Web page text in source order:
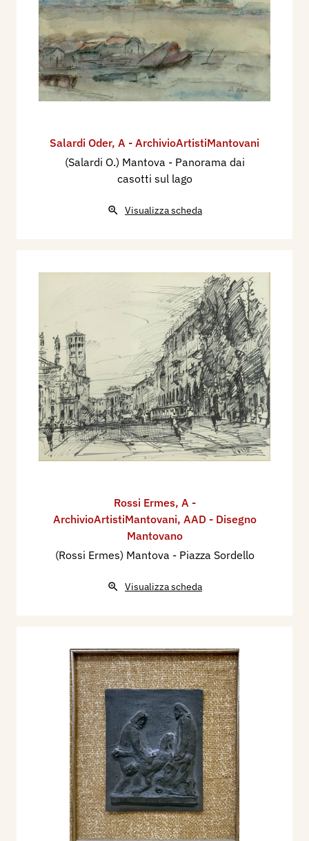
Salardi Oder, A - ArchivioArtistiMantovani
(Salardi O.) Mantova - Panorama dai
casotti sul lago
Visualizza scheda
Rossi Ermes, A -
ArchivioArtistiMantovani, AAD - Disegno
Mantovano
(Rossi Ermes) Mantova - Piazza Sordello
Visualizza scheda